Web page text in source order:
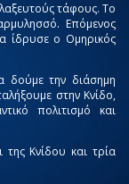
τάφους. Το
Επόμενος
ίδρυσε ο Ομηρικός
την διάσημη
στην Κνίδο,
πολιτισμό και
της Κνίδου και τρία